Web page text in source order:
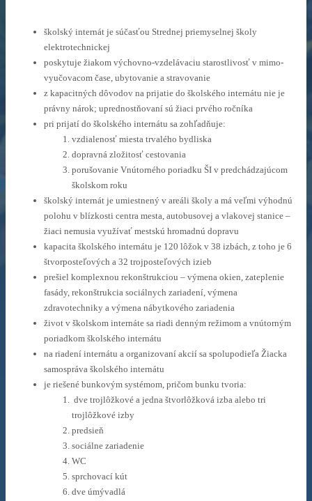
školský internát je súčasťou Strednej priemyselnej školy
elektrotechnickej
poskytuje žiakom výchovno-vzdelávaciu starostlivosť v mimo-
vyučovacom čase, ubytovanie a stravovanie
z kapacitných dôvodov na prijatie do školského internátu nie je
právny nárok; uprednostňovaní sú žiaci prvého ročníka
pri prijatí do školského internátu sa zohľadňuje:
vzdialenosť miesta trvalého bydliska
dopravná zložitosť cestovania
porušovanie Vnútorného poriadku ŠI v predchádzajúcom
školskom roku
školský internát je umiestnený v areáli školy a má veľmi výhodnú
polohu v blízkosti centra mesta, autobusovej a vlakovej stanice –
žiaci nemusia využívať mestskú hromadnú dopravu
kapacita školského internátu je 120 lôžok v 38 izbách, z toho je 6
štvorposteľových a 32 trojposteľových izieb
prešiel komplexnou rekonštrukciou – výmena okien, zateplenie
fasády, rekonštrukcia sociálnych zariadení, výmena
zdravotechniky a výmena nábytkového zariadenia
život v školskom internáte sa riadi denným režimom a vnútorným
poriadkom školského internátu
na riadení internátu a organizovaní akcií sa spolupodieľa Žiacka
samospráva školského internátu
je riešené bunkovým systémom, pričom bunku tvoria:
dve trojlôžkové a jedna štvorlôžková izba alebo tri
trojlôžkové izby
predsieň
sociálne zariadenie
WC
sprchovací kút
dve úmývadlá